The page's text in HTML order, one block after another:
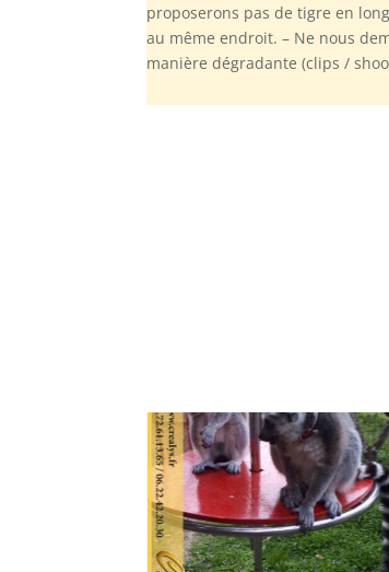
proposerons pas de tigre en
au même endroit. – Ne nous
manière dégradante (clips /